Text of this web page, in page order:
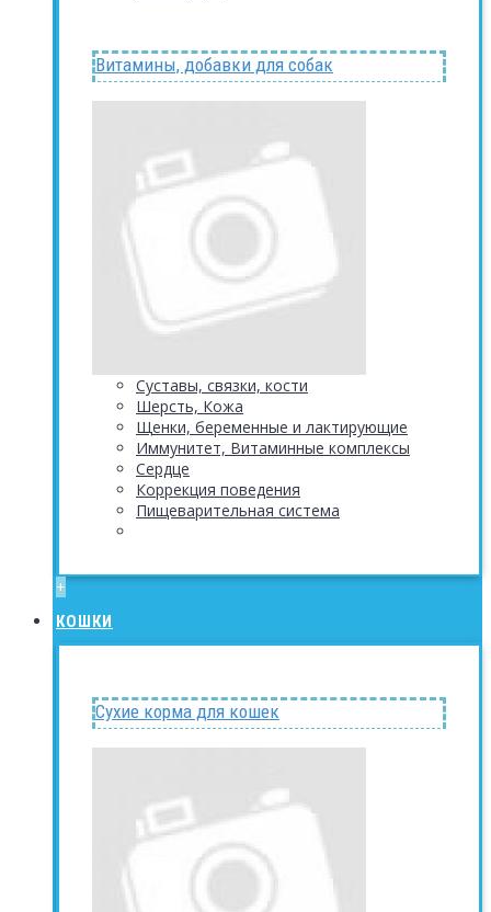
Витамины, добавки для собак
Суставы, связки, кости
Шерсть, Кожа
Щенки, беременные и лактирующие
Иммунитет, Витаминные комплексы
Сердце
Коррекция поведения
Пищеварительная система
+
КОШКИ
Сухие корма для кошек